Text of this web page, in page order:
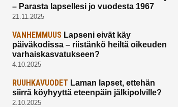
– Parasta lapsellesi jo vuodesta 1967
21.11.2025
VANHEMMUUSLapseni eivät käy
päiväkodissa – riistänkö heiltä oikeuden
varhaiskasvatukseen?
4.10.2025
RUUHKAVUODET Laman lapset, ettehän
siirrä köyhyyttä eteenpäin jälkipolville?
2.10.2025